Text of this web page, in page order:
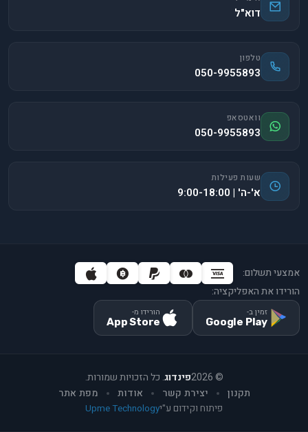
דוא"ל
טלפון
050-9955893
וואטסאפ
050-9955893
שעות פעילות
א'-ה' | 9:00-18:00
אמצעי תשלום:
הורידו את האפליקציה:
זמין ב-
Google Play
הורידו מ-
App Store
©
2026פינדוג. כל הזכויות שמורות.
תקנון
יצירת קשר אודות מפת אתר
פיתוח וקידום ע"יUpme Technology